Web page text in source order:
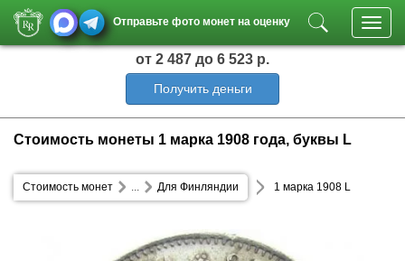
Отправьте фото монет на оценку
от 2 487 до 6 523 р.
Получить деньги
Стоимость монеты 1 марка 1908 года, буквы L
Стоимость монет Для Финляндии
... 1 марка 1908 L